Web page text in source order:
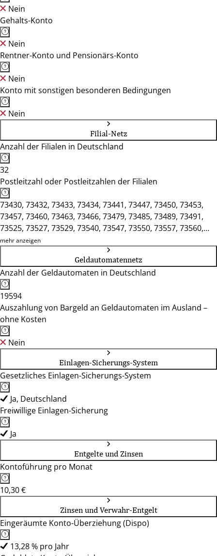
Nein
Gehalts-Konto
Nein
Rentner-Konto und Pensionärs-Konto
Nein
Konto mit sonstigen besonderen Bedingungen
Nein
Filial-Netz
Anzahl der Filialen in Deutschland
32
Postleitzahl oder Postleitzahlen der Filialen
73430, 73432, 73433, 73434, 73441, 73447, 73450, 73453,
73457, 73460, 73463, 73466, 73479, 73485, 73489, 73491,
73525, 73527, 73529, 73540, 73547, 73550, 73557, 73560,
73563, 73565, 73575, 74417
mehr anzeigen
Geldautomatennetz
Anzahl der Geldautomaten in Deutschland
19594
Auszahlung von Bargeld an Geldautomaten im Ausland –
ohne Kosten
Nein
Einlagen-Sicherungs-System
Gesetzliches Einlagen-Sicherungs-System
Ja, Deutschland
Freiwillige Einlagen-Sicherung
Ja
Entgelte und Zinsen
Kontoführung pro Monat
10,30 €
Zinsen und Verwahr-Entgelt
Eingeräumte Konto-Überziehung (Dispo)
13,28 % pro Jahr